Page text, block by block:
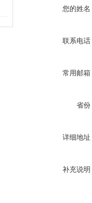
您的姓名
联系电话
常用邮箱
省份
详细地址
补充说明